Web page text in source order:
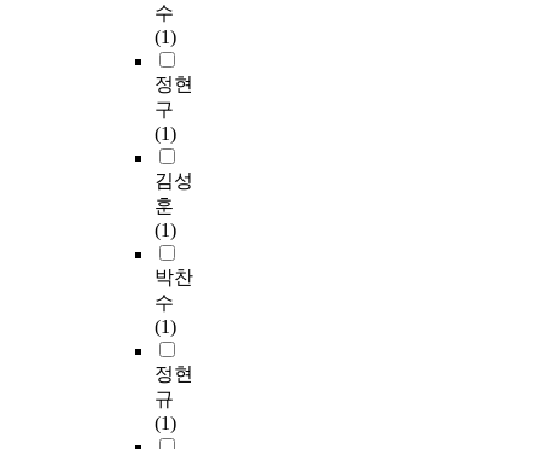
수
(1)
정현
구
(1)
김성
훈
(1)
박찬
수
(1)
정현
규
(1)